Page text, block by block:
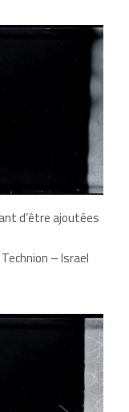
d’être ajoutées
– Israel